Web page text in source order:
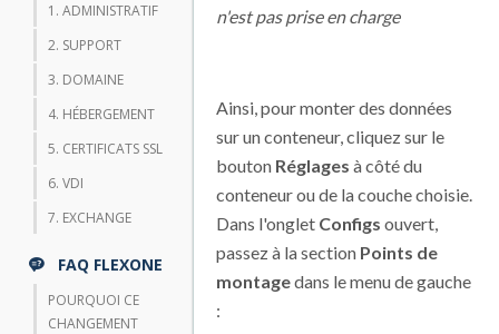
1. ADMINISTRATIF
2. SUPPORT
3. DOMAINE
4. HÉBERGEMENT
5. CERTIFICATS SSL
6. VDI
7. EXCHANGE
FAQ FLEXONE
POURQUOI CE
CHANGEMENT
n'est pas prise en charge
Ainsi, pour monter des données
sur un conteneur, cliquez sur le
bouton Réglages à côté du
conteneur ou de la couche choisie.
Dans l'onglet Configs ouvert,
passez à la section Points de
montagedans le menu de gauche
: